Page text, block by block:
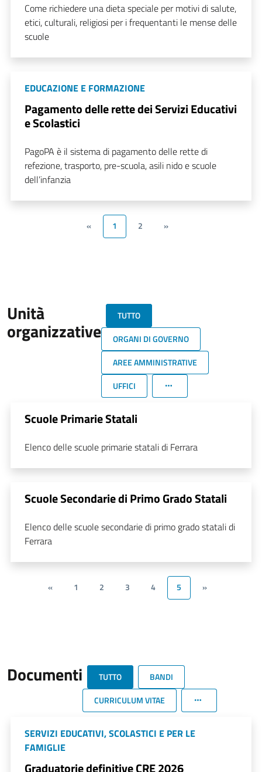
Come richiedere una dieta speciale per motivi di salute,
etici, culturali, religiosi per i frequentanti le mense delle
scuole
EDUCAZIONE E FORMAZIONE
Pagamento delle rette dei Servizi Educativi
e Scolastici
PagoPA è il sistema di pagamento delle rette di
refezione, trasporto, pre-scuola, asili nido e scuole
dell’infanzia
« 1 2 »
Unità
organizzative
TUTTO
ORGANI DI GOVERNO
AREE AMMINISTRATIVE
UFFICI
Scuole Primarie Statali
Elenco delle scuole primarie statali di Ferrara
Scuole Secondarie di Primo Grado Statali
Elenco delle scuole secondarie di primo grado statali di
Ferrara
« 1 2 3 4 5 »
Documenti TUTTO
BANDI
CURRICULUM VITAE
SERVIZI EDUCATIVI, SCOLASTICI E PER LE
FAMIGLIE
Graduatorie definitive CRE 2026